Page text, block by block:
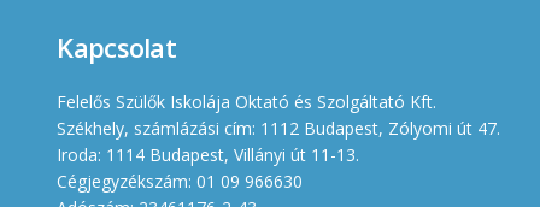
Kapcsolat
Felelős Szülők Iskolája Oktató és Szolgáltató Kft.
Székhely, számlázási cím: 1112 Budapest, Zólyomi út 47.
Iroda: 1114 Budapest, Villányi út 11-13.
Cégjegyzékszám: 01 09 966630